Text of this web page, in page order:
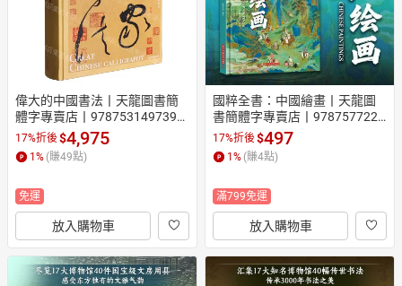
偉大的中國書法丨天龍圖書簡
體字專賣店丨9787531497394
(tl2608_漢墨)
17%折後$4,975
1% (賺49點)
免運
放入購物車
國粹全書：中國繪畫丨天龍圖
書簡體字專賣店丨9787577226
408 (tl2608_漢墨)
17%折後$497
1% (賺4點)
滿799免運
放入購物車